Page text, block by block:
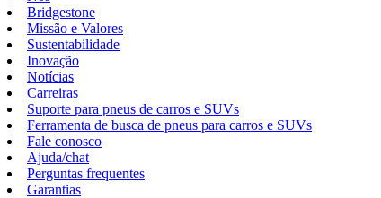
Bridgestone
Missão e Valores
Sustentabilidade
Inovação
Notícias
Carreiras
Suporte para pneus de carros e SUVs
Ferramenta de busca de pneus para carros e SUVs
Fale conosco
Ajuda/chat
Perguntas frequentes
Garantias